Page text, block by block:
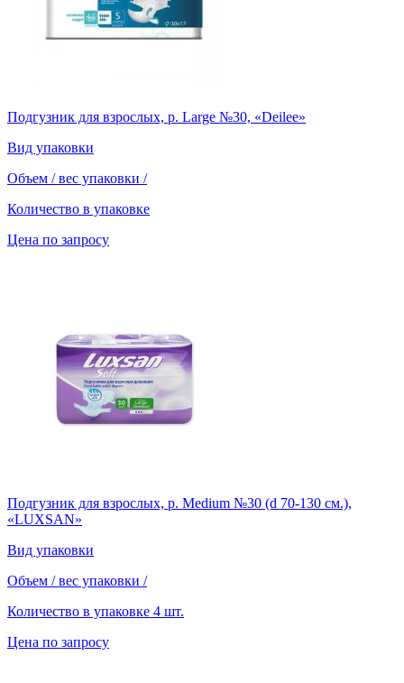
Подгузник для взрослых, р. Large №30, «Deilee»
Вид упаковки
Объем / вес упаковки /
Количество в упаковке
Цена по запросу
Подгузник для взрослых, р. Medium №30 (d 70-130 см.),
«LUXSAN»
Вид упаковки
Объем / вес упаковки /
Количество в упаковке 4 шт.
Цена по запросу